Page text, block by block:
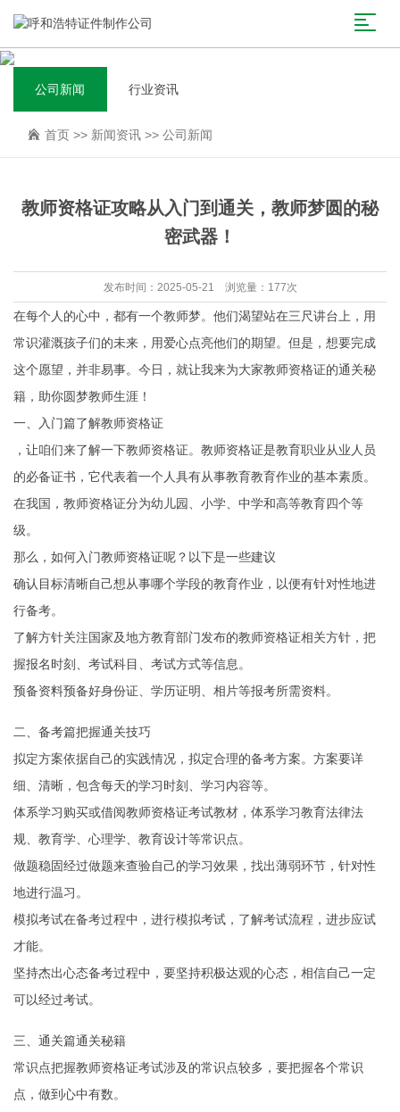
公司新闻 行业资讯
首页 >> 新闻资讯 >> 公司新闻
教师资格证攻略从入门到通关，教师梦圆的秘
密武器！
发布时间：2025-05-21 浏览量：177次
在每个人的心中，都有一个教师梦。他们渴望站在三尺讲台上，用
常识灌溉孩子们的未来，用爱心点亮他们的期望。但是，想要完成
这个愿望，并非易事。今日，就让我来为大家教师资格证的通关秘
籍，助你圆梦教师生涯！
一、入门篇了解教师资格证
，让咱们来了解一下教师资格证。教师资格证是教育职业从业人员
的必备证书，它代表着一个人具有从事教育教育作业的基本素质。
在我国，教师资格证分为幼儿园、小学、中学和高等教育四个等
级。
那么，如何入门教师资格证呢？以下是一些建议
确认目标清晰自己想从事哪个学段的教育作业，以便有针对性地进
行备考。
了解方针关注国家及地方教育部门发布的教师资格证相关方针，把
握报名时刻、考试科目、考试方式等信息。
预备资料预备好身份证、学历证明、相片等报考所需资料。
二、备考篇把握通关技巧
拟定方案依据自己的实践情况，拟定合理的备考方案。方案要详
细、清晰，包含每天的学习时刻、学习内容等。
体系学习购买或借阅教师资格证考试教材，体系学习教育法律法
规、教育学、心理学、教育设计等常识点。
做题稳固经过做题来查验自己的学习效果，找出薄弱环节，针对性
地进行温习。
模拟考试在备考过程中，进行模拟考试，了解考试流程，进步应试
才能。
坚持杰出心态备考过程中，要坚持积极达观的心态，相信自己一定
可以经过考试。
三、通关篇通关秘籍
常识点把握教师资格证考试涉及的常识点较多，要把握各个常识
点，做到心中有数。